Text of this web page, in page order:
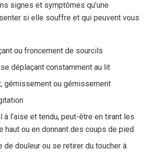
signes et symptômes qu’une
si elle souffre et qui peuvent vous
ou froncement de sourcils
déplaçant constamment au lit
gémissement ou gémissement
à l’aise et tendu, peut-être en tirant les
haut ou en donnant des coups de pied
de douleur ou se retirer du toucher à